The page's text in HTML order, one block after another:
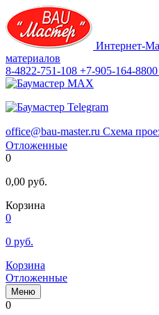
Интернет-
материалов
8-4822-751-108 +7-905-164-8800
office@bau-master.ru Схема
Отложенные
0
0,00 руб.
Корзина
0
0 руб.
Корзина
Отложенные
Меню
0